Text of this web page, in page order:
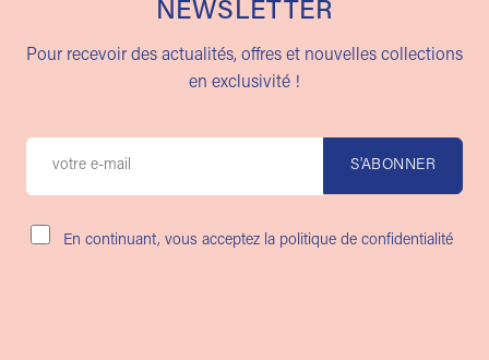
NEWSLETTER
Pour recevoir des actualités, offres et nouvelles collections
en exclusivité !
En continuant, vous acceptez la politique de confidentialité